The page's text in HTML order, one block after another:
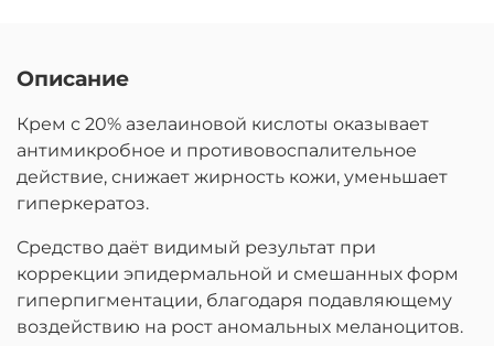
Описание
Крем с 20% азелаиновой кислоты оказывает
антимикробное и противовоспалительное
действие, снижает жирность кожи, уменьшает
гиперкератоз.
Средство даёт видимый результат при
коррекции эпидермальной и смешанных форм
гиперпигментации, благодаря подавляющему
воздействию на рост аномальных меланоцитов.